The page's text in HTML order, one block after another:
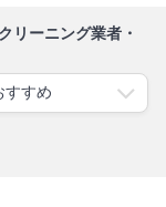
リーニング業者・